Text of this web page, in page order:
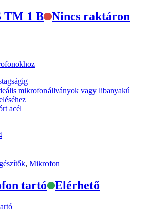
TM 1 B Nincs raktáron
mikrofonállványok vagy libanyakú
acél
, Mikrofon
tartó Elérhető